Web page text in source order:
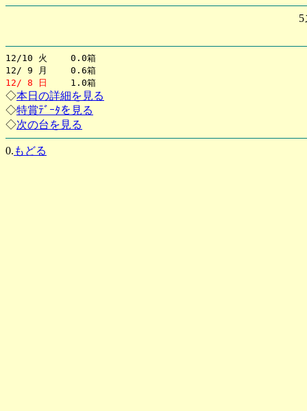
12/10 火 0.0箱
12/ 9 月 0.6箱
12/ 8 日
1.0箱
◇本日の詳細を見る
◇特賞ﾃﾞｰﾀを見る
◇次の台を見る
0. もどる